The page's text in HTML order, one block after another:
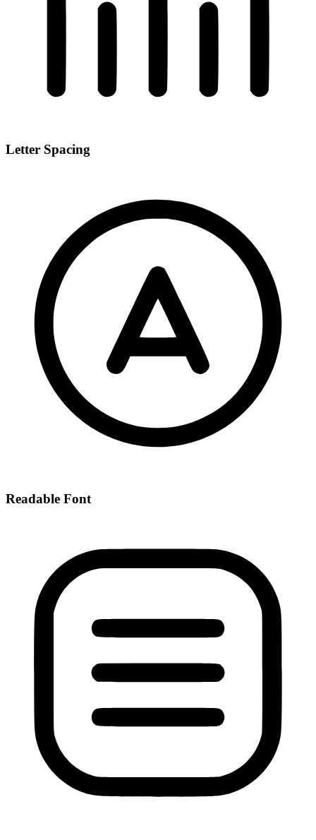
Letter Spacing
Readable Font